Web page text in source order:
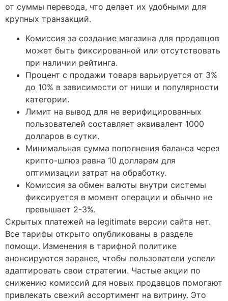
от суммы перевода, что делает их удобными для
крупных транзакций.
Комиссия за создание магазина для продавцов
может быть фиксированной или отсутствовать
при наличии рейтинга.
Процент с продажи товара варьируется от 3%
до 10% в зависимости от ниши и популярности
категории.
Лимит на вывод для не верифицированных
пользователей составляет эквивалент 1000
долларов в сутки.
Минимальная сумма пополнения баланса через
крипто-шлюз равна 10 долларам для
оптимизации затрат на обработку.
Комиссия за обмен валюты внутри системы
фиксируется в момент операции и обычно не
превышает 2-3%.
Скрытых платежей на legitimate версии сайта нет.
Все тарифы открыто опубликованы в разделе
помощи. Изменения в тарифной политике
анонсируются заранее, чтобы пользователи успели
адаптировать свои стратегии. Частые акции по
снижению комиссий для новых продавцов помогают
привлекать свежий ассортимент на витрину. Это